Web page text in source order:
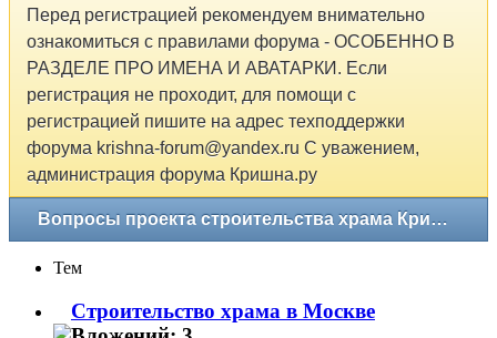
Перед регистрацией рекомендуем внимательно
ознакомиться с правилами форума - ОСОБЕННО В
РАЗДЕЛЕ ПРО ИМЕНА И АВАТАРКИ. Если
регистрация не проходит, для помощи с
регистрацией пишите на адрес техподдержки
форума krishna-forum@yandex.ru С уважением,
администрация форума Кришна.ру
Вопросы проекта строительства храма Кришны в Москве
Тем
Строительство храма в Москве